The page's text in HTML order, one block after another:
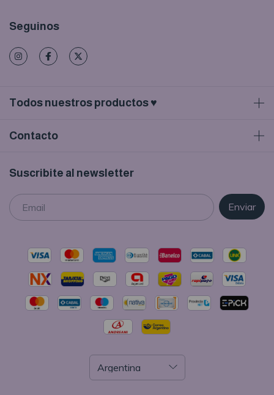
Seguinos
Todos nuestros productos ♥
Contacto
Suscribite al newsletter